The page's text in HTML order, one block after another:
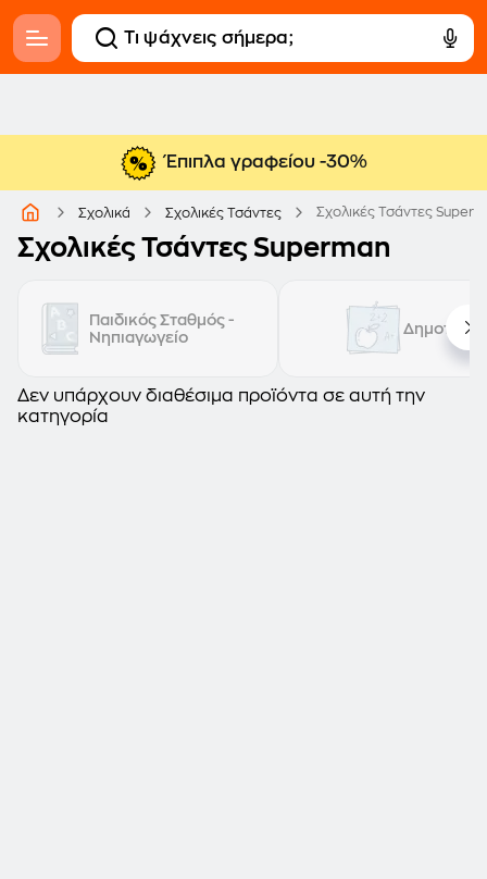
Έπιπλα γραφείου -30%
Σχολικά Σχολικές Τσάντες Σχολικές Τσάντες
Σχολικές Τσάντες Superman
Παιδικός Σταθμός -
Νηπιαγωγείο
Δημοτικό
Δεν υπάρχουν διαθέσιμα προϊόντα σε αυτή την
κατηγορία